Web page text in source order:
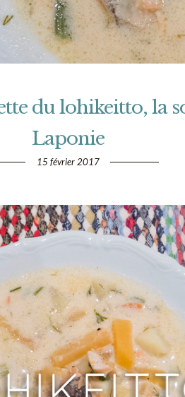
du lohikeitto, la
Laponie
15 février 2017